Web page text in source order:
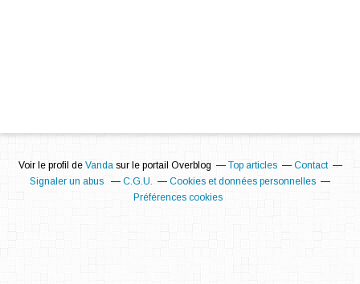
Voir le profil de Vandasur le portail Overblog Top articles
Contact
Signaler un abus
C.G.U.
Cookies et données personnelles
Préférences cookies